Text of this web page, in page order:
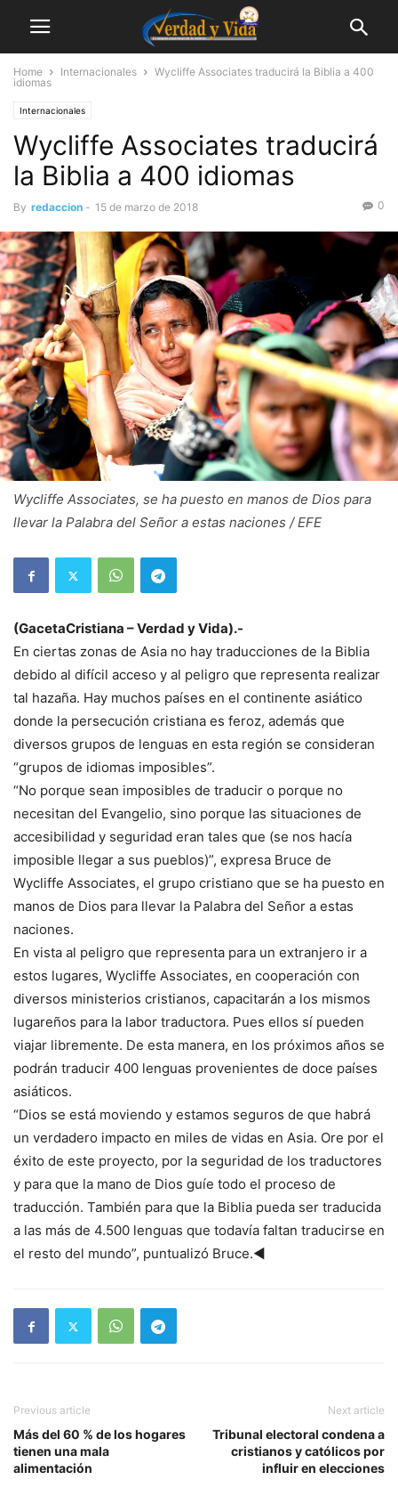
Home Internacionales
Wycliffe Associates traducirá la Biblia a 400
idiomas
Internacionales
Wycliffe Associates traducirá
la Biblia a 400 idiomas
By redaccion - 15 de marzo de 2018 0
Wycliffe Associates, se ha puesto en manos de Dios para
llevar la Palabra del Señor a estas naciones / EFE
(GacetaCristiana – Verdad y Vida).-
En ciertas zonas de Asia no hay traducciones de la Biblia
debido al difícil acceso y al peligro que representa realizar
tal hazaña. Hay muchos países en el continente asiático
donde la persecución cristiana es feroz, además que
diversos grupos de lenguas en esta región se consideran
“grupos de idiomas imposibles”.
“No porque sean imposibles de traducir o porque no
necesitan del Evangelio, sino porque las situaciones de
accesibilidad y seguridad eran tales que (se nos hacía
imposible llegar a sus pueblos)”, expresa Bruce de
Wycliffe Associates, el grupo cristiano que se ha puesto en
manos de Dios para llevar la Palabra del Señor a estas
naciones.
En vista al peligro que representa para un extranjero ir a
estos lugares, Wycliffe Associates, en cooperación con
diversos ministerios cristianos, capacitarán a los mismos
lugareños para la labor traductora. Pues ellos sí pueden
viajar libremente. De esta manera, en los próximos años se
podrán traducir 400 lenguas provenientes de doce países
asiáticos.
“Dios se está moviendo y estamos seguros de que habrá
un verdadero impacto en miles de vidas en Asia. Ore por el
éxito de este proyecto, por la seguridad de los traductores
y para que la mano de Dios guíe todo el proceso de
traducción. También para que la Biblia pueda ser traducida
a las más de 4.500 lenguas que todavía faltan traducirse en
el resto del mundo”, puntualizó Bruce.◄
Previous article
Más del 60 % de los hogares
tienen una mala
alimentación
Next article
Tribunal electoral condena a
cristianos y católicos por
influir en elecciones